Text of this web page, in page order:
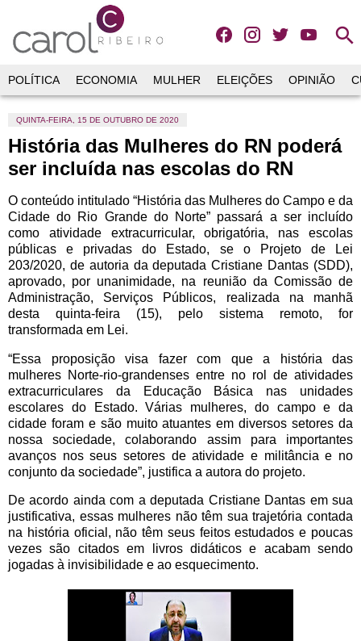
search
POLÍTICA ECONOMIA MULHER ELEIÇÕES OPINIÃO
QUINTA-FEIRA, 15 DE OUTUBRO DE 2020
História das Mulheres do RN poderá
ser incluída nas escolas do RN
O conteúdo intitulado “História das Mulheres do Campo e da
Cidade do Rio Grande do Norte” passará a ser incluído
como atividade extracurricular, obrigatória, nas escolas
públicas e privadas do Estado, se o Projeto de Lei
203/2020, de autoria da deputada Cristiane Dantas (SDD),
aprovado, por unanimidade, na reunião da Comissão de
Administração, Serviços Públicos, realizada na manhã
desta quinta-feira (15), pelo sistema remoto, for
transformada em Lei.
“Essa proposição visa fazer com que a história das
mulheres Norte-rio-grandenses entre no rol de atividades
extracurriculares da Educação Básica nas unidades
escolares do Estado. Várias mulheres, do campo e da
cidade foram e são muito atuantes em diversos setores da
nossa sociedade, colaborando assim para importantes
avanços nos seus setores de atividade e militância e no
conjunto da sociedade”, justifica a autora do projeto.
De acordo ainda com a deputada Cristiane Dantas em sua
justificativa, essas mulheres não têm sua trajetória contada
na história oficial, não têm seus feitos estudados e poucas
vezes são citados em livros didáticos e acabam sendo
jogadas à invisibilidade e ao esquecimento.